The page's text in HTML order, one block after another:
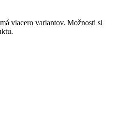
viacero variantov. Možnosti si